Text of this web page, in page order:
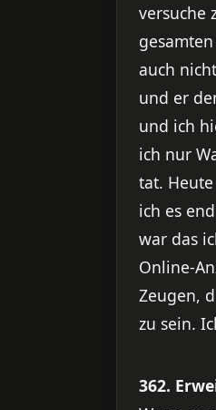
versuche
auch
und er
und ich
ich nur
tat.
ich es
war das
Online-
Zeugen,
zu sein.
362.